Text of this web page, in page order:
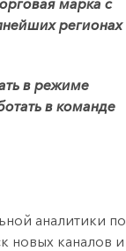
марка с
регионах
в режиме
в команде
аналитики по
новых каналов и